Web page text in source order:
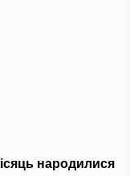
народилися